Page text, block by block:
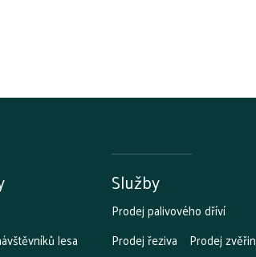
lesa
Služby
Prodej palivového dříví
Prodej řeziva
Prodej